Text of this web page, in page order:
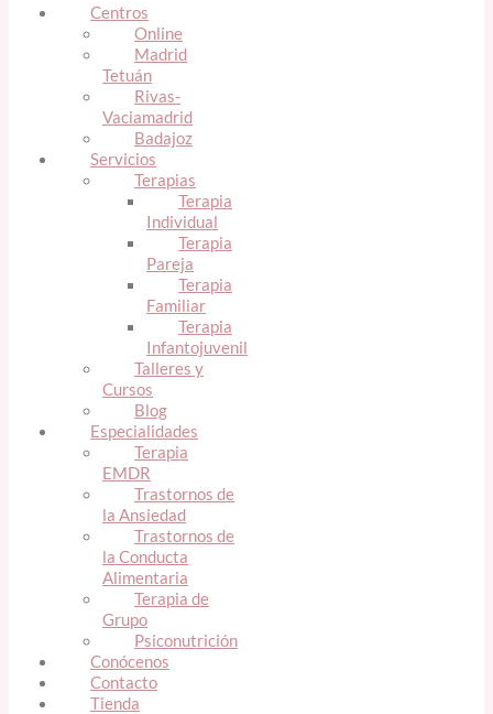
Centros
Online
Madrid
Tetuán
Rivas-
Vaciamadrid
Badajoz
Servicios
Terapias
Terapia
Individual
Terapia
Pareja
Terapia
Familiar
Terapia
Infantojuvenil
Talleres y
Cursos
Blog
Especialidades
Terapia
EMDR
Trastornos de
la Ansiedad
Trastornos de
la Conducta
Alimentaria
Terapia de
Grupo
Psiconutrición
Conócenos
Contacto
Tienda